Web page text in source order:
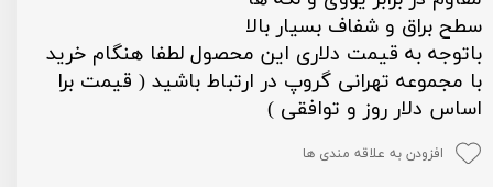
سطح براق و شفاف بسیار بالا
باتوجه به قیمت دلاری این محصول لطفا هنگام خرید
با مجموعه تهرانی گروپ در ارتباط باشید ( قیمت برا
اساس دلار روز و توافقی )
افزودن به علاقه مندی ها